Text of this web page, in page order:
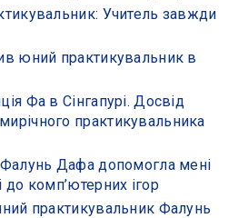
Учитель завжди
юний практикувальник в
Фа в Сінгапурі. Досвід
практикувальника
Дафа допомогла мені
до комп’ютерних ігор
практикувальник Фалунь